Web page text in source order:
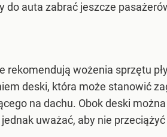
do auta zabrać jeszcze
rekomendują wożenia sprzętu
deski, która może stanowić
na dachu. Obok deski
uważać, aby nie